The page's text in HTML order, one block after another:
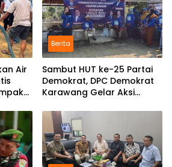
Air
Berita
Sambut HUT ke-25 Partai
Demokrat, DPC Demokrat
Karawang Gelar Aksi
Ciampel